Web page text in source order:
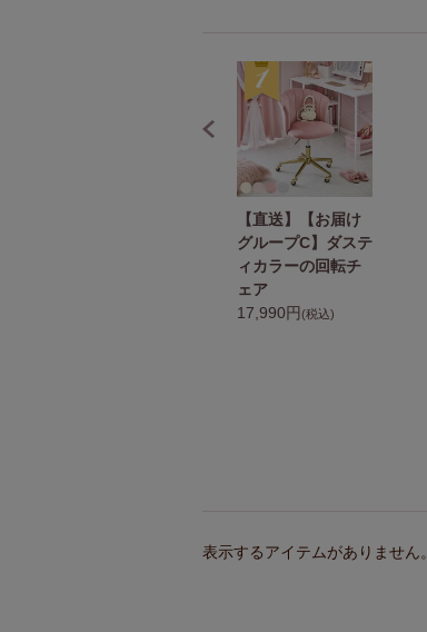
【直送】【お届け
グループC】ダステ
ィカラーの回転チ
ェア
17,990円 (税込)
表示するアイテムがありません。